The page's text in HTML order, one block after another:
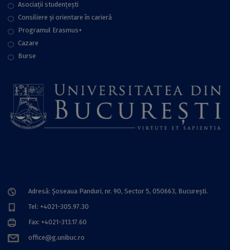
Asociații studențești
Consiliere şi orientare în carieră
Programul Erasmus+
Cazare
Burse
Adresă: Șoseaua Panduri, nr. 90, Sector 5, 050663, Bucureşti.
Tel: +4021-305.97.30
Fax: +4021-313.17.60
office@g.unibuc.ro